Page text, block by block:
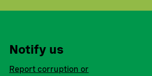
Notify us
Report corruption or